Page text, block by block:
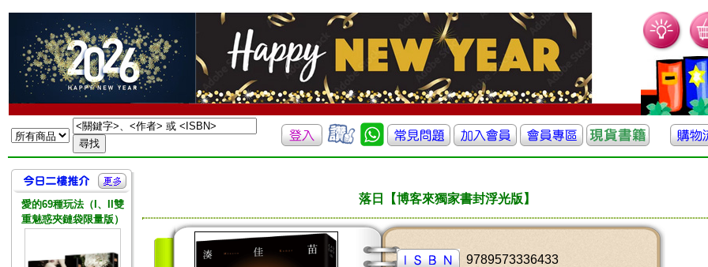
愛的69種玩法（I、II雙
重魅惑夾鏈袋限量版）
落日【博客來獨家書封浮光版】
9789573336433